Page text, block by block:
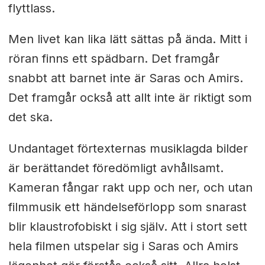
flyttlass.
Men livet kan lika lätt sättas på ända. Mitt i
röran finns ett spädbarn. Det framgår
snabbt att barnet inte är Saras och Amirs.
Det framgår också att allt inte är riktigt som
det ska.
Undantaget förtexternas musiklagda bilder
är berättandet föredömligt avhållsamt.
Kameran fångar rakt upp och ner, och utan
filmmusik ett händelseförlopp som snarast
blir klaustrofobiskt i sig själv. Att i stort sett
hela filmen utspelar sig i Saras och Amirs